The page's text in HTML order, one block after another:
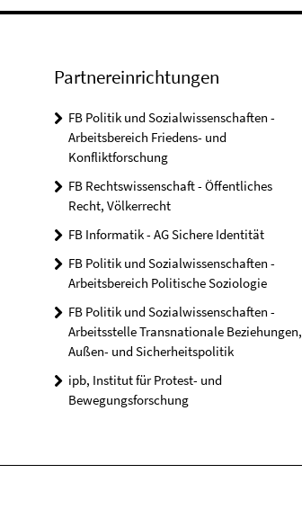
Partnereinrichtungen
FB Politik und Sozialwissenschaften -
Arbeitsbereich Friedens- und
Konfliktforschung
FB Rechtswissenschaft - Öffentliches
Recht, Völkerrecht
FB Informatik - AG Sichere Identität
FB Politik und Sozialwissenschaften -
Arbeitsbereich Politische Soziologie
FB Politik und Sozialwissenschaften -
Arbeitsstelle Transnationale Beziehungen,
Außen- und Sicherheitspolitik
ipb, Institut für Protest- und
Bewegungsforschung